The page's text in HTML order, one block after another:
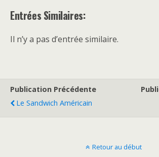
Entrées Similaires:
Il n’y a pas d’entrée similaire.
Publication Précédente
Le Sandwich Américain
Retour au début